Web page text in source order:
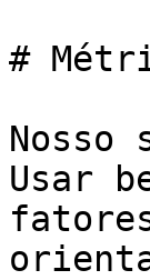
#
Nosso
Usar